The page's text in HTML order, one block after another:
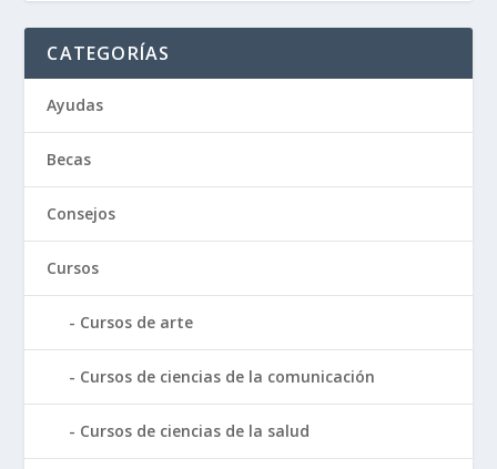
CATEGORÍAS
Ayudas
Becas
Consejos
Cursos
Cursos de arte
Cursos de ciencias de la comunicación
Cursos de ciencias de la salud